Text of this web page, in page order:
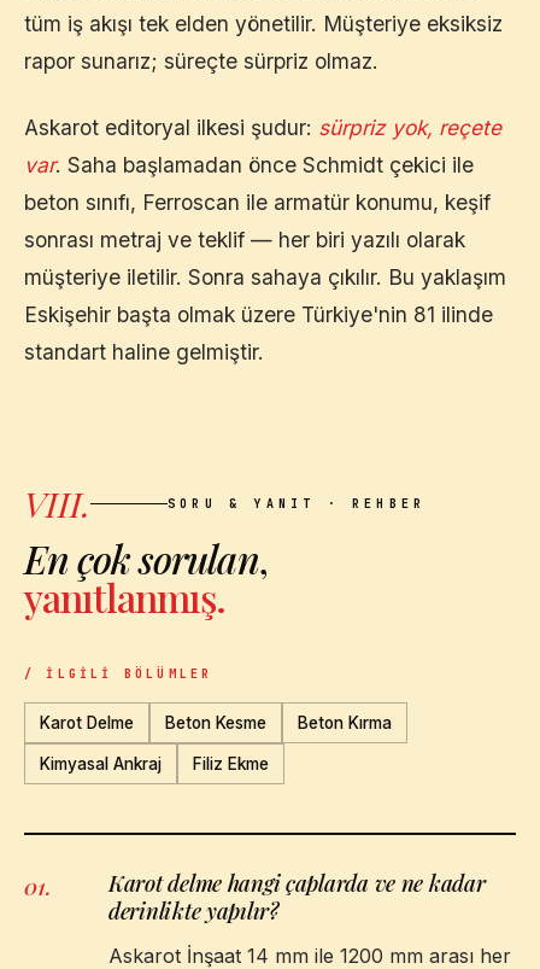
tüm iş akışı tek elden yönetilir. Müşteriye eksiksiz
rapor sunarız; süreçte sürpriz olmaz.
Askarot editoryal ilkesi şudur: sürpriz yok, reçete
var. Saha başlamadan önce Schmidt çekici ile
beton sınıfı, Ferroscan ile armatür konumu, keşif
sonrası metraj ve teklif — her biri yazılı olarak
müşteriye iletilir. Sonra sahaya çıkılır. Bu yaklaşım
Eskişehir başta olmak üzere Türkiye'nin 81 ilinde
standart haline gelmiştir.
VIII. SORU & YANIT · REHBER
En çok sorulan,
yanıtlanmış.
/ İLGILI BÖLÜMLER
Karot Delme Beton Kesme Beton Kırma
Kimyasal Ankraj Filiz Ekme
01.
Karot delme hangi çaplarda ve ne kadar
derinlikte yapılır?
Askarot İnşaat 14 mm ile 1200 mm arası her